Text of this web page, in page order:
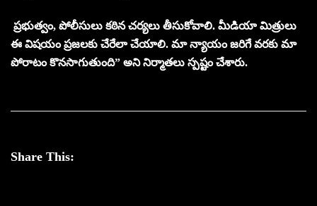
ప్రభుత్వం, పోలీసులు కఠిన చర్యలు తీసుకోవాలి. మీడియా మిత్రులు
ఈ విషయం ప్రజలకు చేరేలా చేయాలి. మా న్యాయం జ‌రిగే వ‌ర‌కు మా
పోరాటం కొనసాగుతుంది” అని నిర్మాతలు స్పష్టం చేశారు.
Share This: